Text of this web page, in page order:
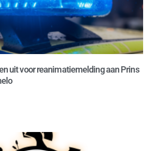
uit voor reanimatiemelding aan Prins